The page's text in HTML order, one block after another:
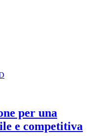
per una
e competitiva